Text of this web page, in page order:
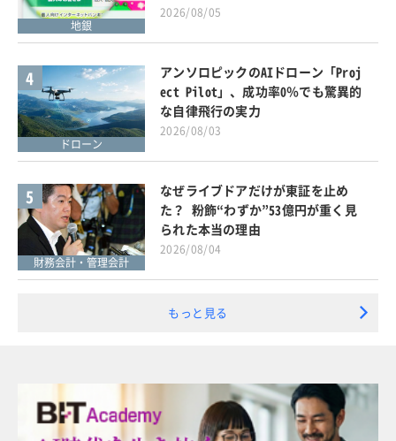
地銀
2026/08/05
4
ドローン
アンソロピックのAIドローン「Proj
ect Pilot」、成功率0％でも驚異的
な自律飛行の実力
2026/08/03
5
財務会計・管理会計
なぜライブドアだけが東証を止め
た？ 粉飾“わずか”53億円が重く見
られた本当の理由
2026/08/04
もっと見る